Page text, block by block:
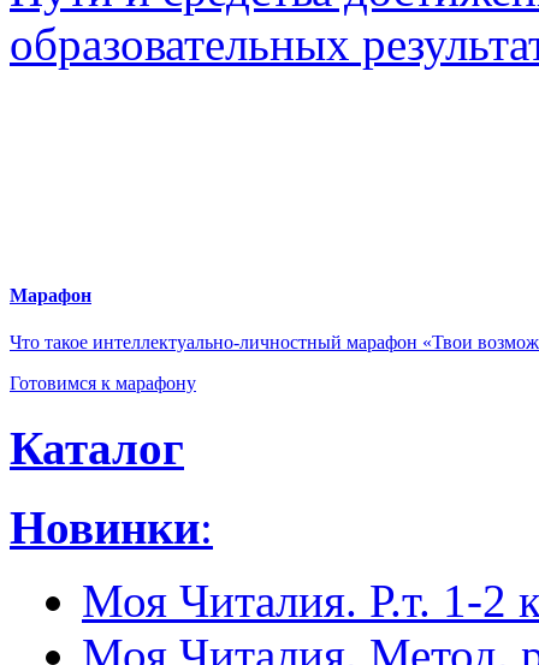
образовательных
Марафон
Что такое интеллектуально-личностный марафон «Твои
Готовимся к марафону
Каталог
Новинки:
Моя Читалия. Р.т. 1-2
Моя Читалия. Метод.